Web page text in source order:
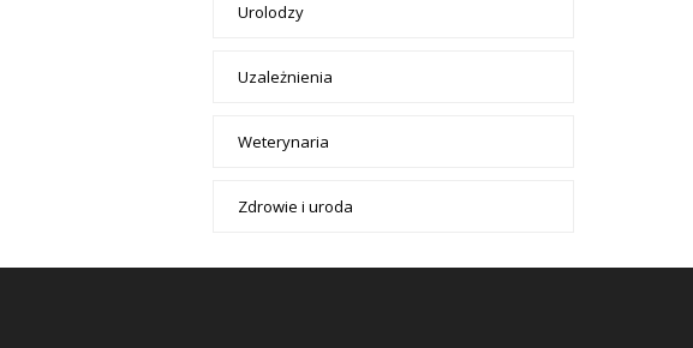
Urolodzy
Uzależnienia
Weterynaria
Zdrowie i uroda